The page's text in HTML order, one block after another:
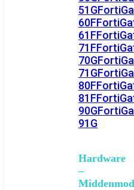
51G
60F
61F
71F
70G
71G
80F
81F
90G
91G
Hardware
–